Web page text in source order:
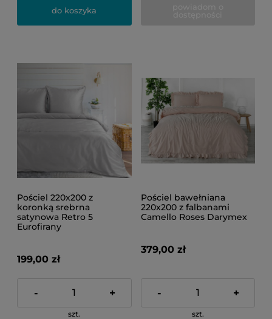
do koszyka
Pościel 220x200 z
koronką srebrna
satynowa Retro 5
Eurofirany
199,00 zł
- +
szt.
Pościel bawełniana
220x200 z falbanami
Camello Roses Darymex
379,00 zł
- +
szt.